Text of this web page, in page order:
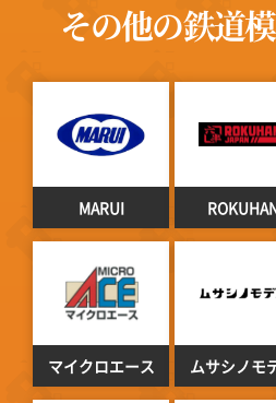
その他の鉄道
MARUI
マイクロエース ムサシノモ